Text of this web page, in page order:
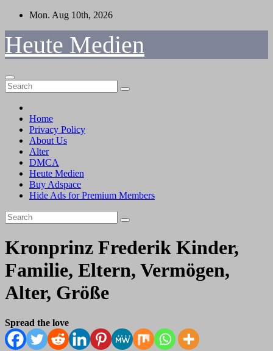
Skip
content
Mon. Aug 10th, 2026
Heute Medien
Home
Privacy Policy
About Us
Alter
DMCA
Heute Medien
Buy Adspace
Hide Ads for Premium Members
Kronprinz Frederik Kinder,
Familie, Eltern, Vermögen,
Alter, Größe
Spread the love